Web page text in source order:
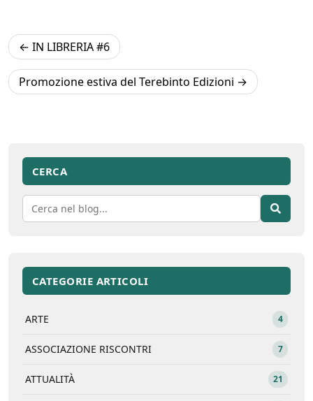
Navigazione
articoli
IN LIBRERIA #6
Promozione estiva del Terebinto Edizioni
CERCA
CATEGORIE ARTICOLI
ARTE 4
ASSOCIAZIONE RISCONTRI 7
ATTUALITÀ 21